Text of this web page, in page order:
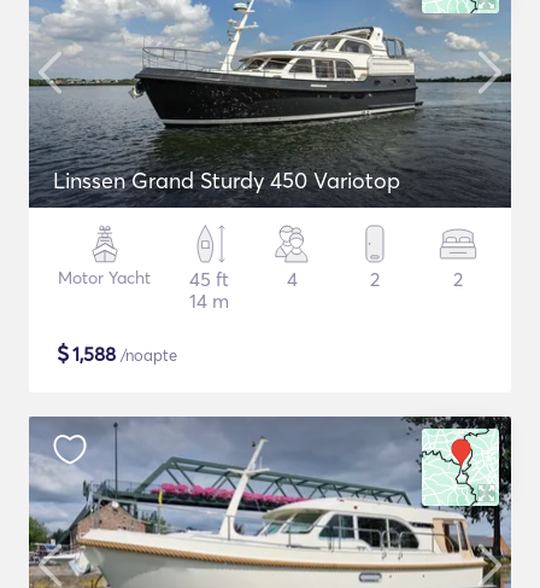
Linssen Grand Sturdy 450 Variotop
Motor Yacht
45 ft
14 m
4 2 2
$1,588 /noapte